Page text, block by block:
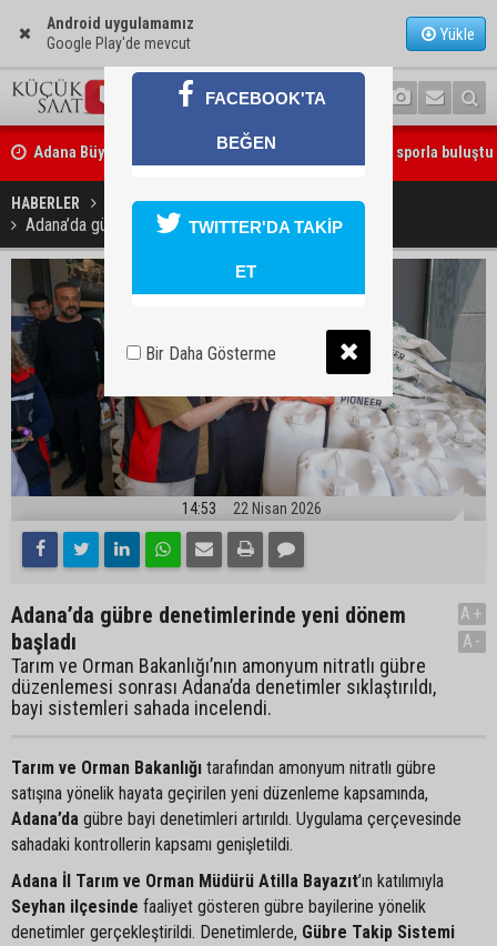
Android uygulamamız
Google Play'de mevcut
Yükle
Adana Büyükşehir Yaz Spor Okulları’nda 30 bin çocuk sporla buluştu
Beşiktaş dosyasında iki tahliye: Özcan Zenger ve Utku Caner
bırakıldı
HABERLER GÜNDEM
Adana’da gübre denetimlerinde yeni dönem başladı
14:53 22 Nisan 2026
Adana’da gübre denetimlerinde yeni dönem
başladı
Tarım ve Orman Bakanlığı’nın amonyum nitratlı gübre
düzenlemesi sonrası Adana’da denetimler sıklaştırıldı,
bayi sistemleri sahada incelendi.
A+
A-
Tarım ve Orman Bakanlığı tarafından amonyum nitratlı gübre
satışına yönelik hayata geçirilen yeni düzenleme kapsamında,
Adana’da gübre bayi denetimleri artırıldı. Uygulama çerçevesinde
sahadaki kontrollerin kapsamı genişletildi.
Adana İl Tarım ve Orman Müdürü Atilla Bayazıt’ın katılımıyla
Seyhan ilçesinde faaliyet gösteren gübre bayilerine yönelik
denetimler gerçekleştirildi. Denetimlerde, Gübre Takip Sistemi
FACEBOOK'TA
BEĞEN
TWITTER'DA TAKİP
ET
Bir Daha Gösterme